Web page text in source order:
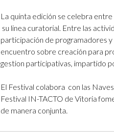
La quinta edición se celebra
su linea curatorial. Entre las
participación de programadores
encuentro sobre creación para
gestion participativas, impartido
El Festival colabora con las
Festival IN-TACTO de Vitoria
de manera conjunta.